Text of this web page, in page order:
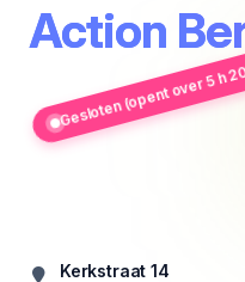
Action
Gesloten (opent over 5 h
Kerkstraat 14